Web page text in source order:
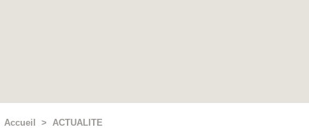
Accueil > ACTUALITE